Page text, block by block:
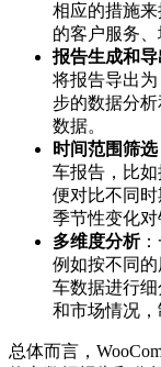
相应的措施
的客户服务、
报告生成和导
将报告导出
步的数据分
数据。
时间范围筛选
车报告，比
便对比不同
季节性变化对
多维度分析：
例如按不同
车数据进行
和市场情况，
总体而言，